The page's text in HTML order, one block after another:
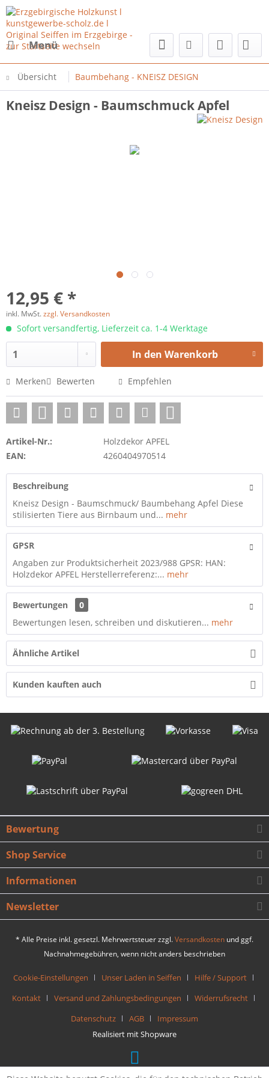
Menü
Übersicht Baumbehang - KNEISZ DESIGN
Kneisz Design - Baumschmuck Apfel
12,95 € *
inkl. MwSt.zzgl. Versandkosten
Sofort versandfertig, Lieferzeit ca. 1-4 Werktage
In den Warenkorb
Merken Bewerten Empfehlen
Artikel-Nr.:
Holzdekor APFEL
EAN:
4260404970514
Beschreibung
Kneisz Design - Baumschmuck/ Baumbehang Apfel Diese
stilisierten Tiere aus Birnbaum und... mehr
GPSR
Angaben zur Produktsicherheit 2023/988 GPSR: HAN:
Holzdekor APFEL Herstellerreferenz:... mehr
Bewertungen
0
Bewertungen lesen, schreiben und diskutieren... mehr
Ähnliche Artikel
Kunden kauften auch
Bewertung
Shop Service
Informationen
Newsletter
* Alle Preise inkl. gesetzl. Mehrwertsteuer zzgl.Versandkosten und ggf.
Nachnahmegebühren, wenn nicht anders beschrieben
Cookie-Einstellungen Unser Laden in Seiffen
Hilfe / Support
Kontakt
Versand und Zahlungsbedingungen
Widerrufsrecht
Datenschutz
AGB
Impressum
Realisiert mit Shopware